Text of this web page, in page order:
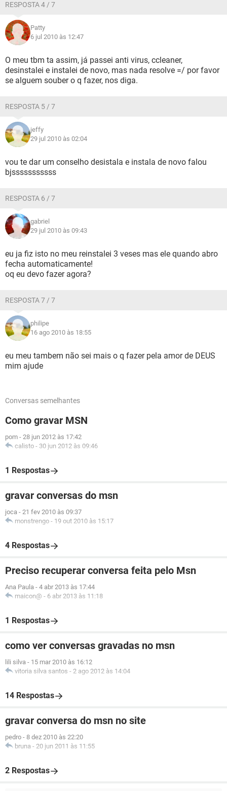
RESPOSTA 4 / 7
Patty
6 jul 2010 às 12:47
O meu tbm ta assim, já passei anti virus, ccleaner,
desinstalei e instalei de novo, mas nada resolve =/ por favor
se alguem souber o q fazer, nos diga.
RESPOSTA 5 / 7
jeffy
29 jul 2010 às 02:04
vou te dar um conselho desistala e instala de novo falou
bjsssssssssss
RESPOSTA 6 / 7
gabriel
29 jul 2010 às 09:43
eu ja fiz isto no meu reinstalei 3 veses mas ele quando abro
fecha automaticamente!
oq eu devo fazer agora?
RESPOSTA 7 / 7
philipe
16 ago 2010 às 18:55
eu meu tambem não sei mais o q fazer pela amor de DEUS
mim ajude
Conversas semelhantes
Como gravar MSN
pom - 28 jun 2012 às 17:42
calisto - 30 jun 2012 às 09:46
1 Respostas
gravar conversas do msn
joca - 21 fev 2010 às 09:37
monstrengo - 19 out 2010 às 15:17
4 Respostas
Preciso recuperar conversa feita pelo Msn
Ana Paula - 4 abr 2013 às 17:44
maicon@ - 6 abr 2013 às 11:18
1 Respostas
como ver conversas gravadas no msn
lili silva - 15 mar 2010 às 16:12
vitoria silva santos - 2 ago 2012 às 14:04
14 Respostas
gravar conversa do msn no site
pedro - 8 dez 2010 às 22:20
bruna - 20 jun 2011 às 11:55
2 Respostas